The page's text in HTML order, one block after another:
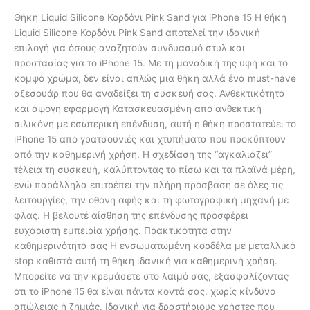
Θήκη Liquid Silicone Κορδόνι Pink Sand για iPhone 15 Η θήκη
Liquid Silicone Κορδόνι Pink Sand αποτελεί την ιδανική
επιλογή για όσους αναζητούν συνδυασμό στυλ και
προστασίας για το iPhone 15. Με τη μοναδική της υφή και το
κομψό χρώμα, δεν είναι απλώς μια θήκη αλλά ένα must-have
αξεσουάρ που θα αναδείξει τη συσκευή σας. Ανθεκτικότητα
και άψογη εφαρμογή Κατασκευασμένη από ανθεκτική
σιλικόνη με εσωτερική επένδυση, αυτή η θήκη προστατεύει το
iPhone 15 από γρατσουνιές και χτυπήματα που προκύπτουν
από την καθημερινή χρήση. Η σχεδίαση της “αγκαλιάζει”
τέλεια τη συσκευή, καλύπτοντας το πίσω και τα πλαϊνά μέρη,
ενώ παράλληλα επιτρέπει την πλήρη πρόσβαση σε όλες τις
λειτουργίες, την οθόνη αφής και τη φωτογραφική μηχανή με
φλας. Η βελουτέ αίσθηση της επένδυσης προσφέρει
ευχάριστη εμπειρία χρήσης. Πρακτικότητα στην
καθημερινότητά σας Η ενσωματωμένη κορδέλα με μεταλλικό
stop καθιστά αυτή τη θήκη ιδανική για καθημερινή χρήση.
Μπορείτε να την κρεμάσετε στο λαιμό σας, εξασφαλίζοντας
ότι το iPhone 15 θα είναι πάντα κοντά σας, χωρίς κίνδυνο
απώλειας ή ζημιάς. Ιδανική για δραστήριους χρήστες που